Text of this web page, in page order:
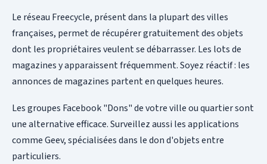
Le réseau Freecycle, présent dans la plupart des villes
françaises, permet de récupérer gratuitement des objets
dont les propriétaires veulent se débarrasser. Les lots de
magazines y apparaissent fréquemment. Soyez réactif : les
annonces de magazines partent en quelques heures.
Les groupes Facebook "Dons" de votre ville ou quartier sont
une alternative efficace. Surveillez aussi les applications
comme Geev, spécialisées dans le don d'objets entre
particuliers.